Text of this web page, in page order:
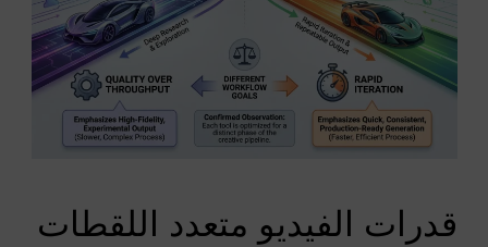
قدرات الفيديو متعدد اللقطات